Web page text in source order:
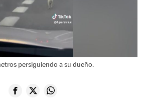
persiguiendo a su dueño.